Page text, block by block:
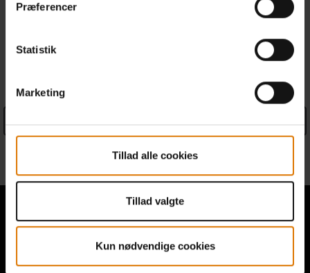
Præferencer
Statistik
Marketing
Tillad alle cookies
Tillad valgte
Kun nødvendige cookies
Oplysninger fra producenten
Hør fra andre grillere